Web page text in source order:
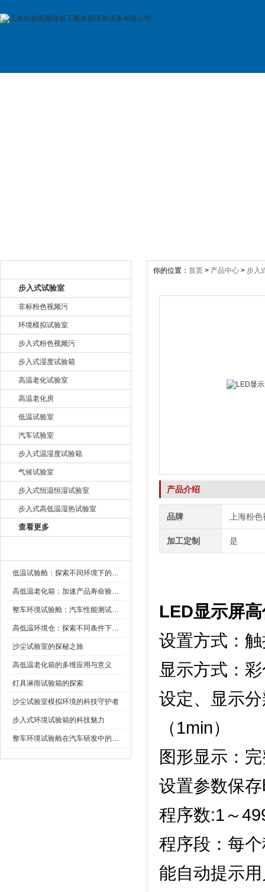
步入式试验室
非标粉色视频污
环境模拟试验室
步入式粉色视频污
步入式湿度试验箱
高温老化试验室
高温老化房
低温试验室
汽车试验室
步入式温湿度试验箱
气候试验室
步入式恒温恒湿试验室
步入式高低温湿热试验室
查看更多
低温试验舱：探索不同环境下的科技边界
高低温老化箱：加速产品寿命验证的可靠伙伴
整车环境试验舱：汽车性能测试的设备
高低温环境仓：探索不同条件下的科学奥秘
沙尘试验室的探秘之旅
高低温老化箱的多维应用与意义
灯具淋雨试验箱的探索
沙尘试验室模拟环境的科技守护者
步入式环境试验箱的科技魅力
整车环境试验舱在汽车研发中的作用
你的位置： 首页 > 产品中心 > 步入
产品介绍
品牌 上海粉
加工定制 是
LED显示屏
设置方式：触
显示方式
设定、显
（1min）
图形显示：
设置参数保存
程序数:1～499
程序段：每个
能自动提示用户